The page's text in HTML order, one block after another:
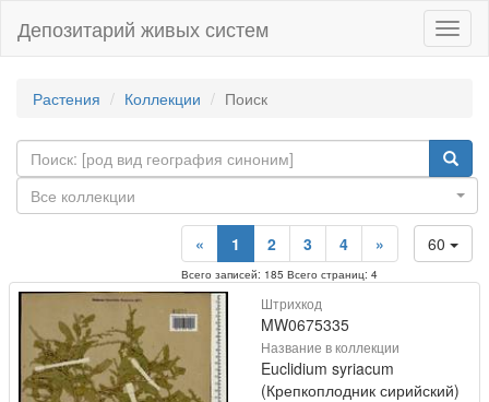
Депозитарий живых систем
Растения Коллекции Поиск
Все коллекции
60
« 1 2 3 4 »
Всего записей: 185 Всего страниц: 4
Штрихкод
MW0675335
Название в коллекции
Euclidium syriacum
(Крепкоплодник сирийский)